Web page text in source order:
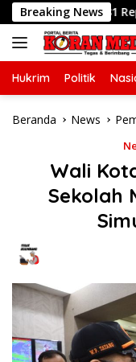
Langsung
ke
konten
Breaking News
ke-81 Republik
Hukrim Politik
Beranda News
Wali
Sekolah